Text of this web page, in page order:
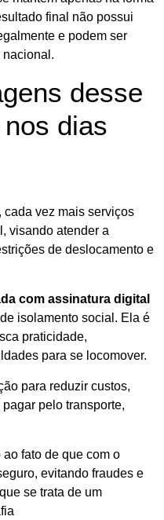
final não possui
e podem ser
nacional.
desse
dias
vez mais serviços
visando atender a
de deslocamento e
com assinatura digital
isolamento social. Ela é
praticidade,
para se locomover.
para reduzir custos,
pelo transporte,
fato de que com o
evitando fraudes e
se trata de um